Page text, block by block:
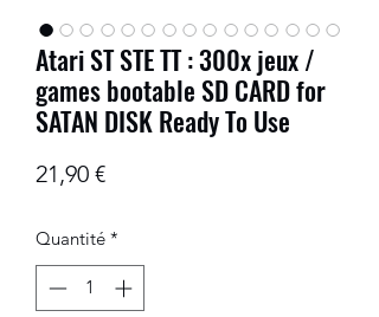
Atari ST STE TT : 300x jeux /
games bootable SD CARD for
SATAN DISK Ready To Use
21,90 €Prix
Quantité *